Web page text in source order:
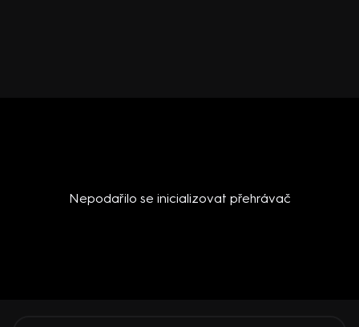
Nepodařilo se inicializovat přehrávač